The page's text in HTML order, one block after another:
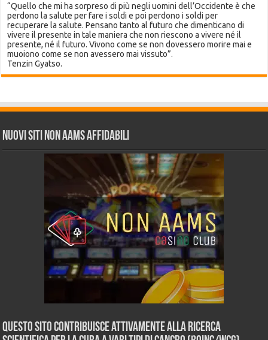
“Quello che mi ha sorpreso di più negli uomini dell’Occidente è che
perdono la salute per fare i soldi e poi perdono i soldi per
recuperare la salute. Pensano tanto al futuro che dimenticano di
vivere il presente in tale maniera che non riescono a vivere né il
presente, né il futuro. Vivono come se non dovessero morire mai e
muoiono come se non avessero mai vissuto”.
Tenzin Gyatso.
Nuovi siti non AAMS affidabili
Questo sito contribuisce attivamente alla ricerca